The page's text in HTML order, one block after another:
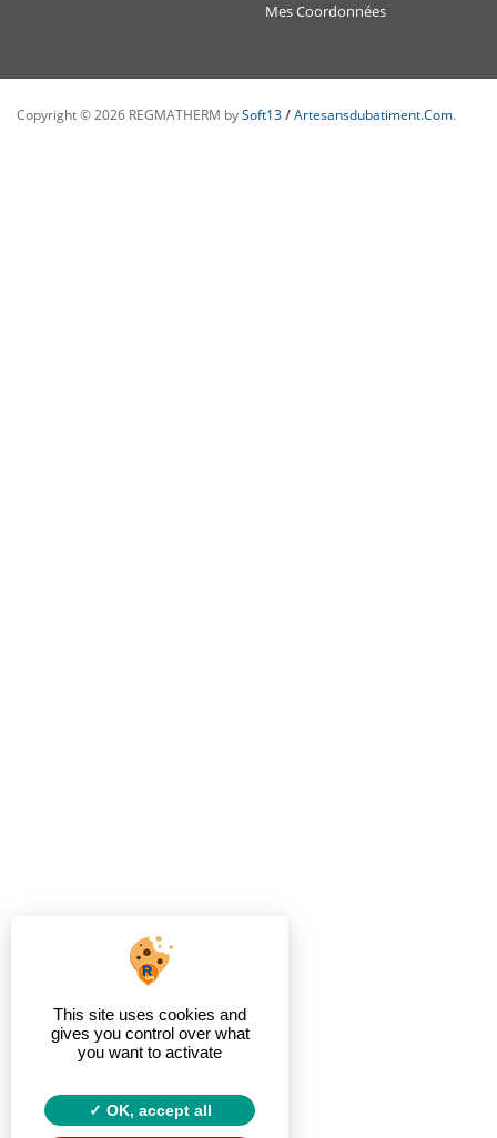
Mes Coordonnées
Copyright © 2026 REGMATHERM bySoft13/Artesansdubatiment.com.
This site uses cookies and
gives you control over what
you want to activate
OK, accept all